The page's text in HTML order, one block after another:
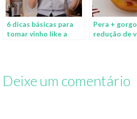
6 dicas básicas para
tomar vinho like a
Pera +
redução de
Deixe um comentário